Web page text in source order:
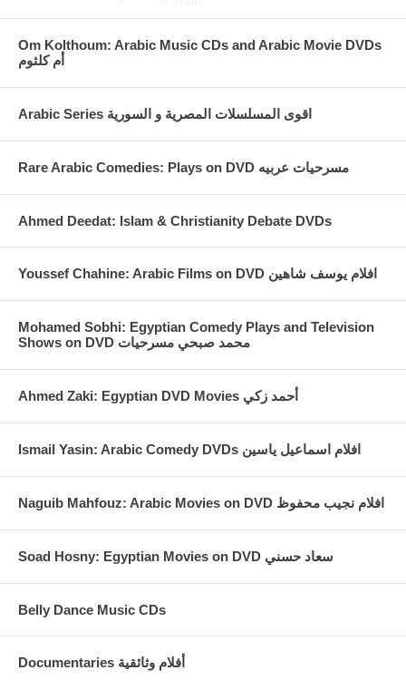
Om Kolthoum: Arabic Music CDs and Arabic Movie DVDs
أم كلثوم
Arabic Series اقوى المسلسلات المصرية و السورية
Rare Arabic Comedies: Plays on DVD مسرحيات عربيه
Ahmed Deedat: Islam & Christianity Debate DVDs
Youssef Chahine: Arabic Films on DVD افلام يوسف شاهين
Mohamed Sobhi: Egyptian Comedy Plays and Television
Shows on DVD محمد صبحي مسرحيات
Ahmed Zaki: Egyptian DVD Movies أحمد زكي
Ismail Yasin: Arabic Comedy DVDs افلام اسماعيل ياسين
Naguib Mahfouz: Arabic Movies on DVD افلام نجيب محفوظ
Soad Hosny: Egyptian Movies on DVD سعاد حسني
Belly Dance Music CDs
Documentaries أفلام وثائقية